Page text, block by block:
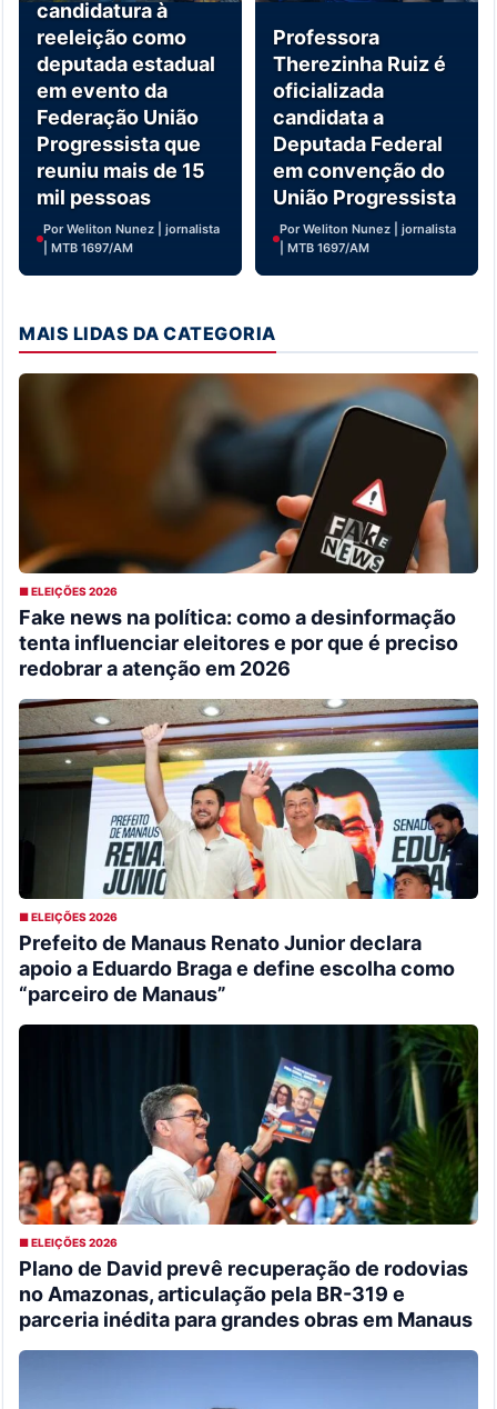
candidatura à
reeleição como
deputada estadual
em evento da
Federação União
Progressista que
reuniu mais de 15
mil pessoas
Por Weliton Nunez | jornalista
| MTB 1697/AM
Professora
Therezinha Ruiz é
oficializada
candidata a
Deputada Federal
em convenção do
União Progressista
Por Weliton Nunez | jornalista
| MTB 1697/AM
MAIS LIDAS DA CATEGORIA
■ ELEIÇÕES 2026
Fake news na política: como a desinformação
tenta influenciar eleitores e por que é preciso
redobrar a atenção em 2026
■ ELEIÇÕES 2026
Prefeito de Manaus Renato Junior declara
apoio a Eduardo Braga e define escolha como
“parceiro de Manaus”
■ ELEIÇÕES 2026
Plano de David prevê recuperação de rodovias
no Amazonas, articulação pela BR-319 e
parceria inédita para grandes obras em Manaus